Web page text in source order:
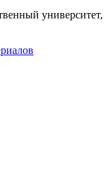
университет,